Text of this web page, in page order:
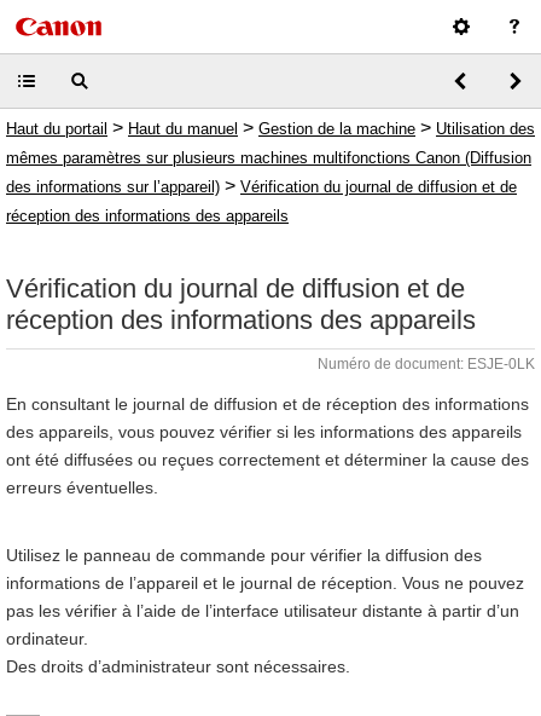
Haut du portail > Haut du manuel > Gestion de la machine > Utilisation des
mêmes paramètres sur plusieurs machines multifonctions Canon (Diffusion
des informations sur l’appareil) > Vérification du journal de diffusion et de
réception des informations des appareils
Vérification du journal de diffusion et de
réception des informations des appareils
Numéro de document: ESJE-0LK
En consultant le journal de diffusion et de réception des informations
des appareils, vous pouvez vérifier si les informations des appareils
ont été diffusées ou reçues correctement et déterminer la cause des
erreurs éventuelles.
Utilisez le panneau de commande pour vérifier la diffusion des
informations de l’appareil et le journal de réception. Vous ne pouvez
pas les vérifier à l’aide de l’interface utilisateur distante à partir d’un
ordinateur.
Des droits d’administrateur sont nécessaires.